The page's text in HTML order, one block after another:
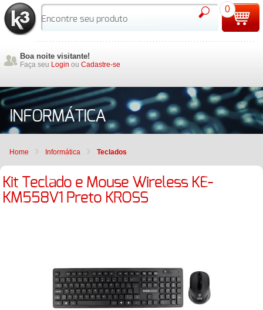
Boa noite visitante!
Faça seu Login ou Cadastre-se
0
INFORMÁTICA
Home Informática Teclados
Kit Teclado e Mouse Wireless KE-
KM558V1 Preto KROSS